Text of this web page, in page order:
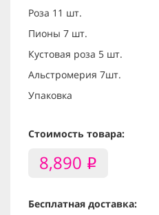
Роза 11 шт.
Пионы 7 шт.
Кустовая роза 5 шт.
Альстромерия 7шт.
Упаковка
Стоимость товара:
8,890 i
Бесплатная доставка: